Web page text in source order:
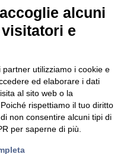
info@iperutility.it
alcuni
e
utilizziamo i cookie e
ed elaborare i dati
al sito web o la
rispettiamo il tuo diritto
non consentire alcuni tipi di
per saperne di più.